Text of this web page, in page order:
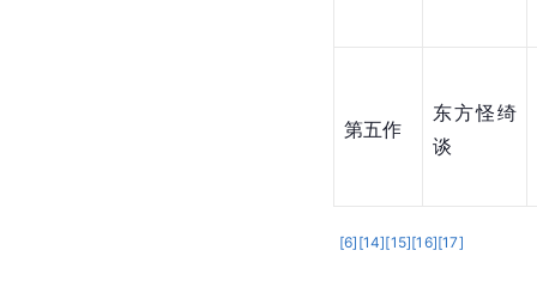
第五作
东方怪绮
谈
[6] [14][15][16][17]